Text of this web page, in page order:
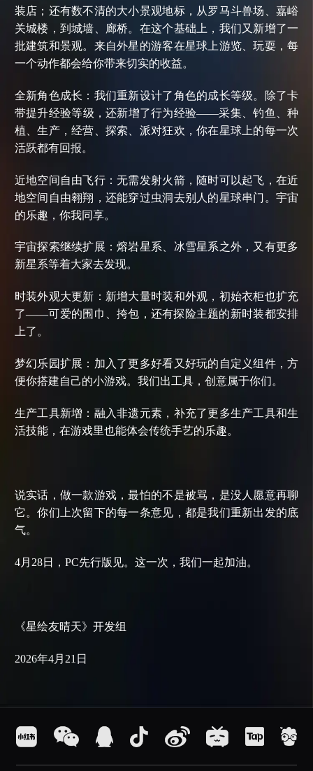
装店；还有数不清的大小景观地标，从罗马斗兽场、嘉峪
关城楼，到城墙、廊桥。在这个基础上，我们又新增了一
批建筑和景观。来自外星的游客在星球上游览、玩耍，每
一个动作都会给你带来切实的收益。
全新角色成长：我们重新设计了角色的成长等级。除了卡
带提升经验等级，还新增了行为经验——采集、钓鱼、种
植、生产，经营、探索、派对狂欢，你在星球上的每一次
活跃都有回报。
近地空间自由飞行：无需发射火箭，随时可以起飞，在近
地空间自由翱翔，还能穿过虫洞去别人的星球串门。宇宙
的乐趣，你我同享。
宇宙探索继续扩展：熔岩星系、冰雪星系之外，又有更多
新星系等着大家去发现。
时装外观大更新：新增大量时装和外观，初始衣柜也扩充
了——可爱的围巾、挎包，还有探险主题的新时装都安排
上了。
梦幻乐园扩展：加入了更多好看又好玩的自定义组件，方
便你搭建自己的小游戏。我们出工具，创意属于你们。
生产工具新增：融入非遗元素，补充了更多生产工具和生
活技能，在游戏里也能体会传统手艺的乐趣。
说实话，做一款游戏，最怕的不是被骂，是没人愿意再聊
它。你们上次留下的每一条意见，都是我们重新出发的底
气。
4月28日，PC先行版见。这一次，我们一起加油。
《星绘友晴天》开发组
2026年4月21日